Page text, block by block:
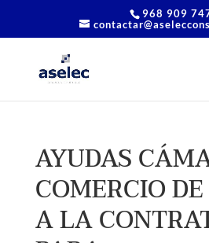
968 909
AYUDAS
COMERCIO
A LA